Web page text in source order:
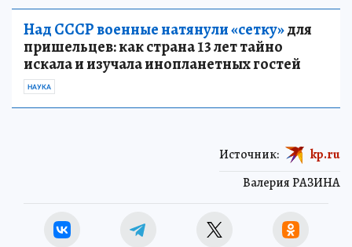
Над СССР военные натянули «сетку»для
пришельцев: как страна 13 лет тайно
искала и изучала инопланетных гостей
НАУКА
Валерия РАЗИНА
Источник: kp.ru